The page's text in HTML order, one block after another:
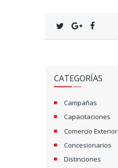
CATEGORÍAS
Campañas
Capacitaciones
Comercio Exterior
Concesionarios
Distinciones